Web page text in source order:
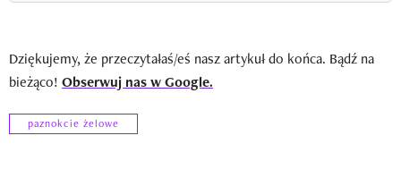
Dziękujemy, że przeczytałaś/eś nasz artykuł do końca. Bądź na
bieżąco! Obserwuj nas w Google.
paznokcie żelowe